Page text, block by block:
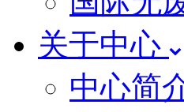
关于中心
中心简